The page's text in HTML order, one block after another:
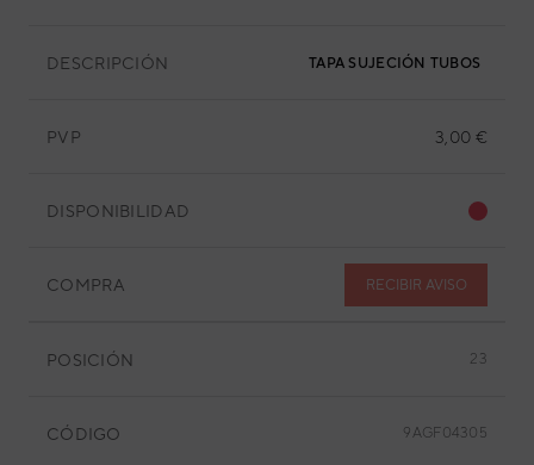
DESCRIPCIÓN TAPA SUJECIÓN TUBOS
PVP 3,00 €
DISPONIBILIDAD
COMPRA RECIBIR AVISO
POSICIÓN 23
CÓDIGO 9AGF04305